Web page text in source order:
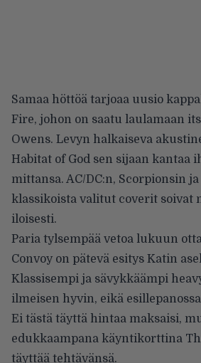
Samaa höttöä tarjoaa uusio
Fire, johon on saatu laulamaan
Owens. Levyn halkaiseva
Habitat of God sen sijaan kantaa
mittansa. AC/DC:n, Scorpionsin
klassikoista valitut coverit soivat
iloisesti.
Paria tylsempää vetoa lukuun
Convoy on pätevä esitys Katin
Klassisempi ja sävykkäämpi
ilmeisen hyvin, eikä
Ei tästä täyttä hintaa maksaisi,
edukkaampana käyntikorttina
täyttää tehtävänsä.